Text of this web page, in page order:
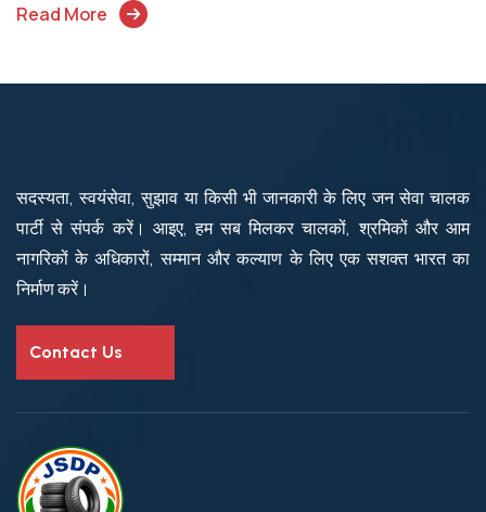
Read More
सदस्यता, स्वयंसेवा, सुझाव या किसी भी जानकारी के लिए जन सेवा चालक
पार्टी से संपर्क करें। आइए, हम सब मिलकर चालकों, श्रमिकों और आम
नागरिकों के अधिकारों, सम्मान और कल्याण के लिए एक सशक्त भारत का
निर्माण करें।
Contact Us